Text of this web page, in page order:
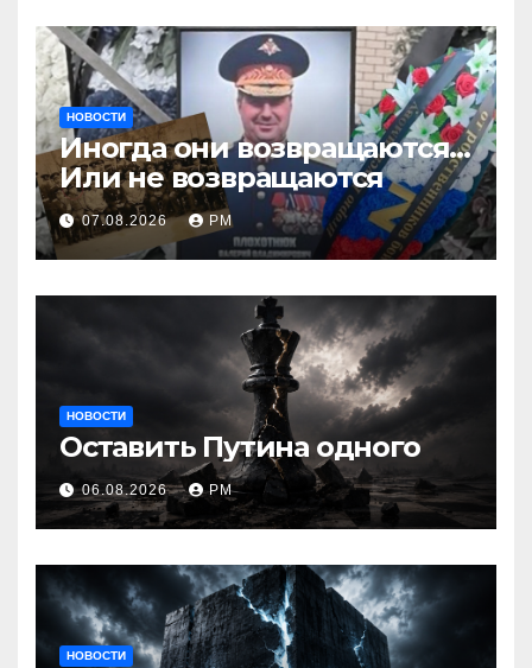
НОВОСТИ
Иногда они возвращаются…
Или не возвращаются
07.08.2026 РМ
НОВОСТИ
Оставить Путина одного
06.08.2026 РМ
НОВОСТИ